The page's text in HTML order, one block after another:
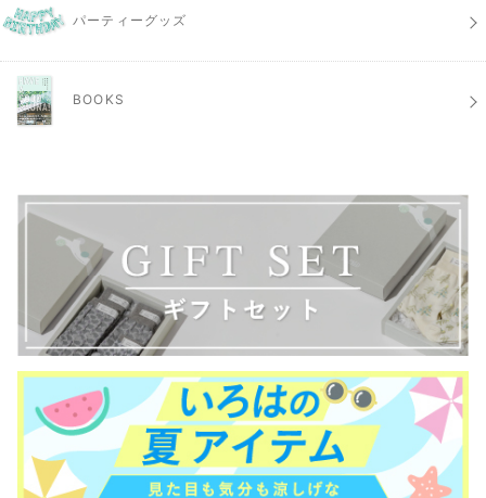
パーティーグッズ
BOOKS